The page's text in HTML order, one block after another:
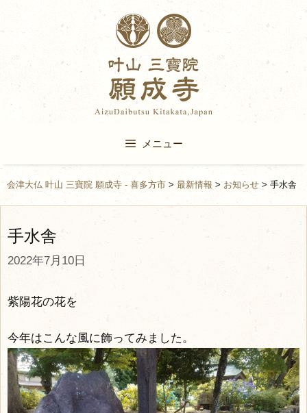
to
content
メニュー
会津大仏 叶山 三寶院 願成寺 - 喜多方市 > 最新情報 > お知らせ > 手水舎
手水舎
2022年7月10日
紫陽花の花を
今年はこんな風に飾ってみました。